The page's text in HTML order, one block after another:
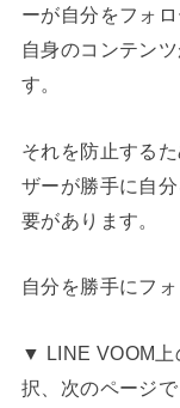
ーが自分をフォ
自身のコンテン
す。
それを防止する
ザーが勝手に自
要があります。
自分を勝手にフ
▼ LINE VOOM上
択、次のページで